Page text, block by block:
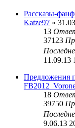
Рассказы-
Katze97 »
13
37123
11.09.13
Предложения
18
39750
9.06.13